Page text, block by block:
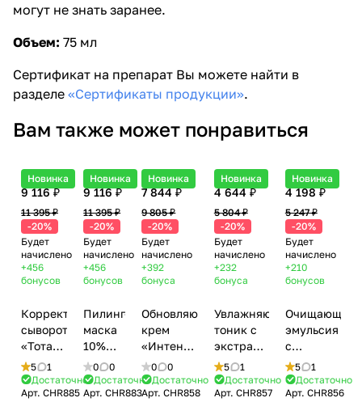
могут не знать заранее.
Объем: 75 мл
Сертификат на препарат Вы можете найти в
разделе «Сертификаты продукции».
Вам также может понравиться
Новинка
9 116 ₽
11 395 ₽
-20%
Будет
начислено
+456
бонусов
Корректирующая
сыворотка
«Тоталь»
/ Total
Corrector
Serum,
5
1
Достаточно
Арт. CHR885
Новинка
9 116 ₽
11 395 ₽
-20%
Будет
начислено
+456
бонусов
Пилинг-
маска
10%
AHA+PHA
/ 10%
AHA+PHA
0
0
Достаточно
Арт.CHR883
Новинка
7 844 ₽
9 805 ₽
-20%
Будет
начислено
+392
бонуса
Обновляющий
крем
«Интенсивное
сияние»
/ Shine
Bright
0
0
Достаточно
Арт.CHR858
Новинка
4 644 ₽
5 804 ₽
-20%
Будет
начислено
+232
бонуса
Увлажняющий
тоник с
экстрактом
винограда
/ Grape
Dew
5
1
Достаточно
Арт. CHR857
Новинка
4 198 ₽
5 247 ₽
-20%
Будет
начислено
+210
бонусов
Очищающая
эмульсия
с
экстрактом
малины /
Raspberry
5
1
Достаточно
Арт. CHR856